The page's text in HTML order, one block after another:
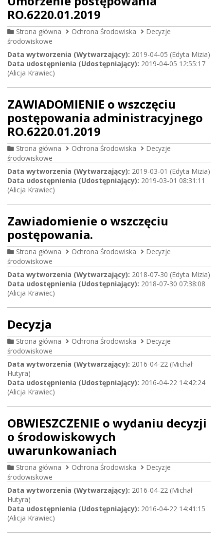
RO.6220.01.2019
Strona główna Ochrona Środowiska
Decyzje
środowiskowe
Data wytworzenia (Wytwarzający): 2019-04-05 (Edyta Mizia)
Data udostępnienia (Udostępniający): 2019-04-05 12:55:17
(Alicja Krawiec)
ZAWIADOMIENIE o wszczęciu
postępowania administracyjnego
RO.6220.01.2019
Strona główna Ochrona Środowiska
Decyzje
środowiskowe
Data wytworzenia (Wytwarzający): 2019-03-01 (Edyta Mizia)
Data udostępnienia (Udostępniający): 2019-03-01 08:31:11
(Alicja Krawiec)
Zawiadomienie o wszczęciu
postępowania.
Strona główna Ochrona Środowiska
Decyzje
środowiskowe
Data wytworzenia (Wytwarzający): 2018-07-30 (Edyta Mizia)
Data udostępnienia (Udostępniający): 2018-07-30 07:38:08
(Alicja Krawiec)
Decyzja
Strona główna Ochrona Środowiska
Decyzje
środowiskowe
Data wytworzenia (Wytwarzający): 2016-04-22 (Michał
Hutyra)
Data udostępnienia (Udostępniający): 2016-04-22 14:42:24
(Alicja Krawiec)
OBWIESZCZENIE o wydaniu decyzji
o środowiskowych
uwarunkowaniach
Strona główna Ochrona Środowiska
Decyzje
środowiskowe
Data wytworzenia (Wytwarzający): 2016-04-22 (Michał
Hutyra)
Data udostępnienia (Udostępniający): 2016-04-22 14:41:15
(Alicja Krawiec)